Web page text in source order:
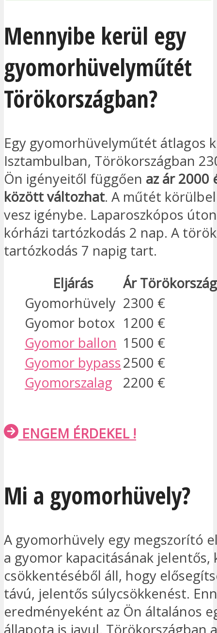
Mennyibe kerül egy
gyomorhüvelyműtét
Törökországban?
Egy gyomorhüvelyműtét átlagos
Isztambulban, Törökországban
Ön igényeitől függően az ár 2000
között változhat. A műtét
vesz igénybe. Laparoszkópos
kórházi tartózkodás 2 nap. A
tartózkodás 7 napig tart.
Eljárás
Ár Törökország
Gyomorhüvely 2300 €
Gyomor botox 1200 €
Gyomor ballon 1500 €
Gyomor bypass2500 €
Gyomorszalag
2200 €
ENGEM ÉRDEKEL !
Mi a gyomorhüvely?
A gyomorhüvely egy megszorító
a gyomor kapacitásának jelentős,
csökkentéséből áll, hogy
távú, jelentős súlycsökkenést.
eredményeként az Ön általános
állapota is javul. Törökországban